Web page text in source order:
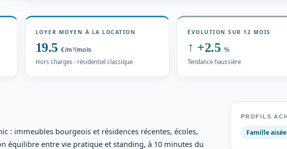
LOYER MOYEN À LA LOCATION
19.5 €/m²/mois
Hors charges · résidentiel classique
ÉVOLUTION SUR 12 MOIS
↑ +2.5 %
Tendance haussière
: immeubles bourgeois et résidences récentes, écoles,
équilibre entre vie pratique et standing, à 10 minutes du
PROFILS
Famille aisée